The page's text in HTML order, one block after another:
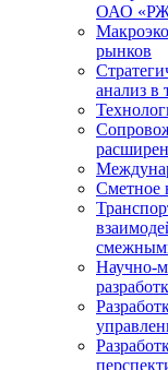
ОАО
рынков
анализ в
Сметное
Научно-